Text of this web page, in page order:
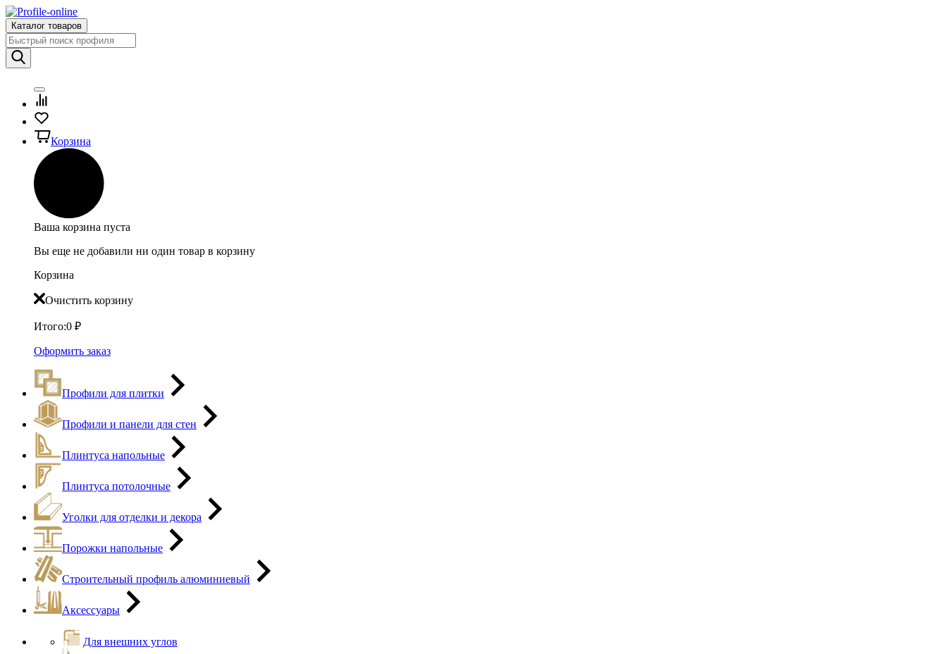
Каталог товаров
Корзина
Ваша корзина пуста
Вы еще не добавили ни один товар в корзину
Корзина
Очистить корзину
Итого:0 ₽
Оформить заказ
Профили для плитки
Профили и панели для стен
Плинтуса напольные
Плинтуса потолочные
Уголки для отделки и декора
Порожки напольные
Строительный профиль алюминиевый
Аксессуары
Для внешних углов